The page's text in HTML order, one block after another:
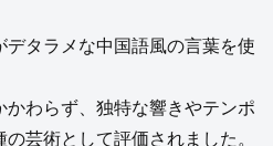
デタラメな中国語風の言葉を使
わらず、独特な響きやテンポ
芸術として評価されました。